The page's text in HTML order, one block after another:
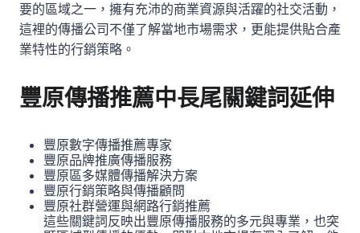
要的區域之一，擁有充沛的商業資源與活躍的社交活動，
這裡的傳播公司不僅了解當地市場需求，更能提供貼合產
業特性的行銷策略。
豐原傳播推薦中長尾關鍵詞延伸
豐原數字傳播推薦專家
豐原品牌推廣傳播服務
豐原區多媒體傳播解決方案
豐原行銷策略與傳播顧問
豐原社群營運與網路行銷推薦
這些關鍵詞反映出豐原傳播服務的多元與專業，也突